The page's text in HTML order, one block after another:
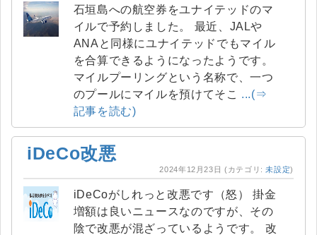
石垣島への航空券をユナイテッドのマ
イルで予約しました。 最近、JALや
ANAと同様にユナイテッドでもマイル
を合算できるようになったようです。
マイルプーリングという名称で、一つ
のプールにマイルを預けてそこ ...(⇒
記事を読む)
iDeCo改悪
2024年12月23日 (カテゴリ:未設定)
iDeCoがしれっと改悪です（怒） 掛金
増額は良いニュースなのですが、その
陰で改悪が混ざっているようです。 改